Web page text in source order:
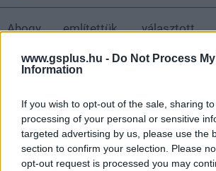
www.gsplus.hu - Do Not Process
Information
If you wish to opt-out of the sale, sharing
processing of your personal or sensitive
targeted advertising by us, please use the
section to confirm your selection. Please
opt-out request is processed you may
Ahogy említettük, választott
megszerzett fegyvere és tapasztalati
különleges képességei viszont nem
karaktert cserélni, annak a
sztorit az elejétől a végéig, aki
letesszük a garast.